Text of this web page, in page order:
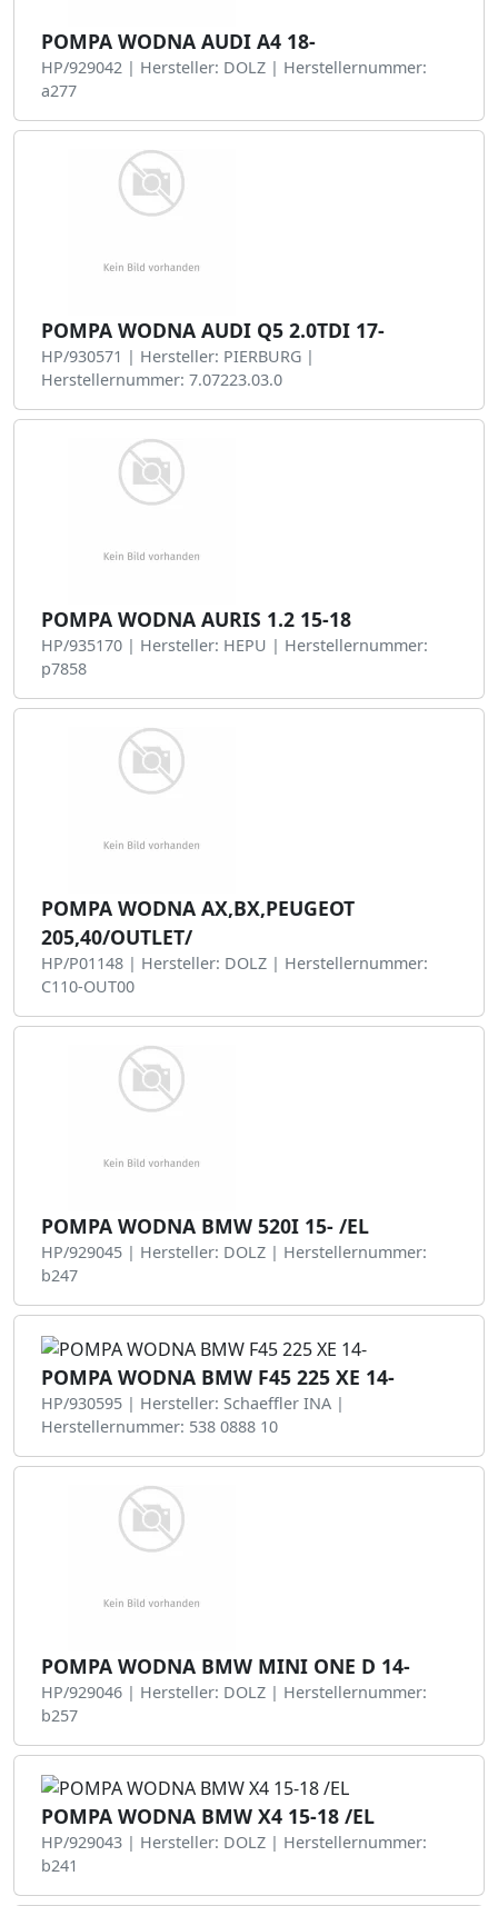
POMPA WODNA AUDI A4 18-
HP/929042 | Hersteller: DOLZ | Herstellernummer:
a277
POMPA WODNA AUDI Q5 2.0TDI 17-
HP/930571 | Hersteller: PIERBURG |
Herstellernummer: 7.07223.03.0
POMPA WODNA AURIS 1.2 15-18
HP/935170 | Hersteller: HEPU | Herstellernummer:
p7858
POMPA WODNA AX,BX,PEUGEOT
205,40/OUTLET/
HP/P01148 | Hersteller: DOLZ | Herstellernummer:
C110-OUT00
POMPA WODNA BMW 520I 15- /EL
HP/929045 | Hersteller: DOLZ | Herstellernummer:
b247
POMPA WODNA BMW F45 225 XE 14-
HP/930595 | Hersteller: Schaeffler INA |
Herstellernummer: 538 0888 10
POMPA WODNA BMW MINI ONE D 14-
HP/929046 | Hersteller: DOLZ | Herstellernummer:
b257
POMPA WODNA BMW X4 15-18 /EL
HP/929043 | Hersteller: DOLZ | Herstellernummer:
b241